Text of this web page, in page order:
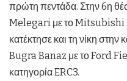
πρώτη πεντάδα. Στην 6η
Melegari με το Mitsubishi
κατέκτησε και τη νίκη
Bugra Banaz με το Ford
κατηγορία ERC3.